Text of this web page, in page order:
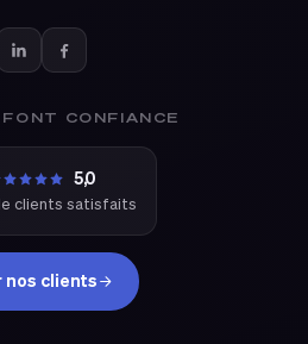
CONFIANCE
5,0
clients satisfaits
nos clients